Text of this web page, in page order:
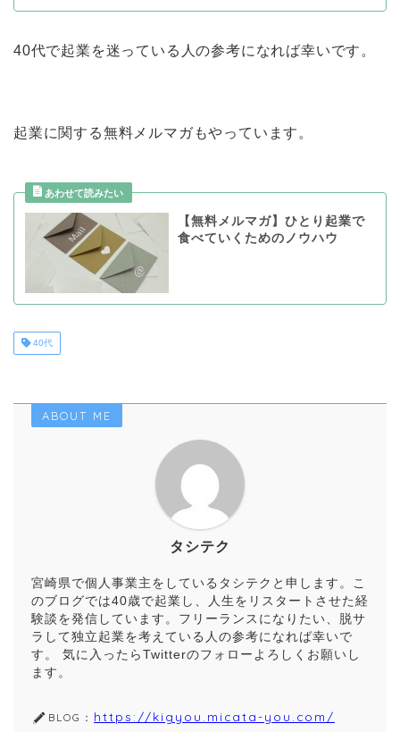
40代で起業を迷っている人の参考になれば幸いです。
起業に関する無料メルマガもやっています。
【無料メルマガ】ひとり起業で
食べていくためのノウハウ
40代
ABOUT ME
タシテク
宮崎県で個人事業主をしているタシテクと申します。こ
のブログでは40歳で起業し、人生をリスタートさせた経
験談を発信しています。フリーランスになりたい、脱サ
ラして独立起業を考えている人の参考になれば幸いで
す。 気に入ったらTwitterのフォローよろしくお願いし
ます。
BLOG： https://kigyou.micata-you.com/